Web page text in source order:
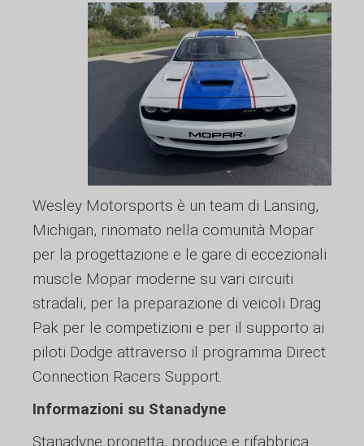
Wesley Motorsports è un team di Lansing,
Michigan, rinomato nella comunità Mopar
per la progettazione e le gare di eccezionali
muscle Mopar moderne su vari circuiti
stradali, per la preparazione di veicoli Drag
Pak per le competizioni e per il supporto ai
piloti Dodge attraverso il programma Direct
Connection Racers Support.
Informazioni su Stanadyne
Stanadyne progetta, produce e rifabbrica